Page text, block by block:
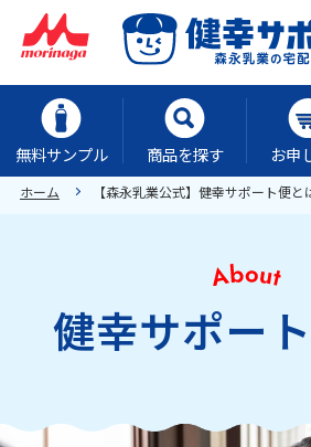
無料サンプル 商品を探す お申
ホーム 【森永乳業公式】健幸サポート便と
健幸サポー